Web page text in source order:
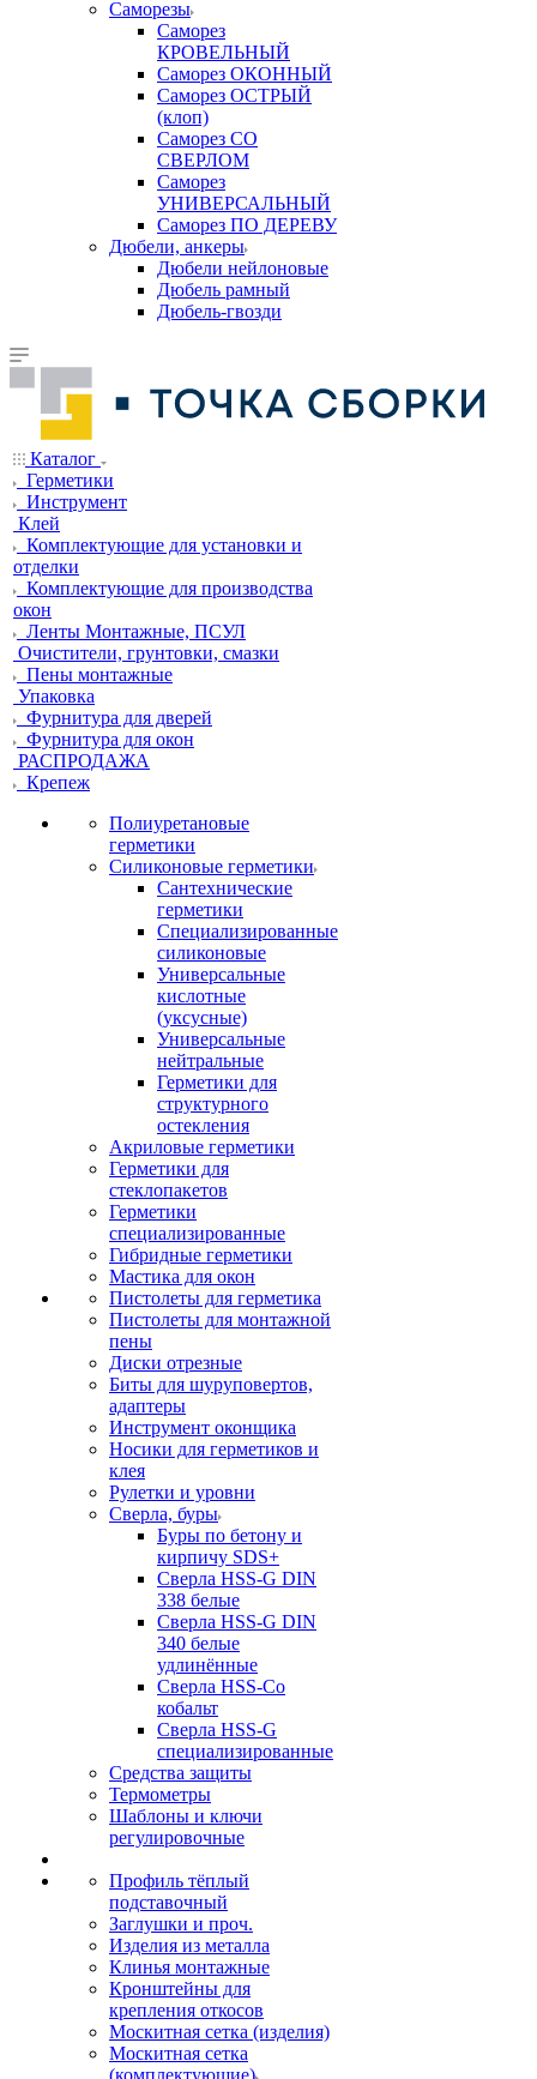
Саморезы
Саморез
КРОВЕЛЬНЫЙ
Саморез ОКОННЫЙ
Саморез ОСТРЫЙ
(клоп)
Саморез СО
СВЕРЛОМ
Саморез
УНИВЕРСАЛЬНЫЙ
Саморез ПО ДЕРЕВУ
Дюбели, анкеры
Дюбели нейлоновые
Дюбель рамный
Дюбель-гвозди
Каталог
Герметики
Инструмент
Клей
Комплектующие для установки и
отделки
Комплектующие для производства
окон
Ленты Монтажные, ПСУЛ
Очистители, грунтовки, смазки
Пены монтажные
Упаковка
Фурнитура для дверей
Фурнитура для окон
РАСПРОДАЖА
Крепеж
Полиуретановые
герметики
Силиконовые герметики
Сантехнические
герметики
Специализированные
силиконовые
Универсальные
кислотные
(уксусные)
Универсальные
нейтральные
Герметики для
структурного
остекления
Акриловые герметики
Герметики для
стеклопакетов
Герметики
специализированные
Гибридные герметики
Мастика для окон
Пистолеты для герметика
Пистолеты для монтажной
пены
Диски отрезные
Биты для шуруповертов,
адаптеры
Инструмент оконщика
Носики для герметиков и
клея
Рулетки и уровни
Сверла, буры
Буры по бетону и
кирпичу SDS+
Сверла HSS-G DIN
338 белые
Сверла HSS-G DIN
340 белые
удлинённые
Сверла HSS-Co
кобальт
Сверла HSS-G
специализированные
Средства защиты
Термометры
Шаблоны и ключи
регулировочные
Профиль тёплый
подставочный
Заглушки и проч.
Изделия из металла
Клинья монтажные
Кронштейны для
крепления откосов
Москитная сетка (изделия)
Москитная сетка
(комплектующие)